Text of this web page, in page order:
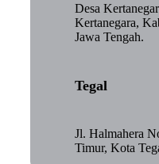
Desa
Kertanegara,
Jawa Tengah.
Tegal
Jl. Halmahera
Timur, Kota